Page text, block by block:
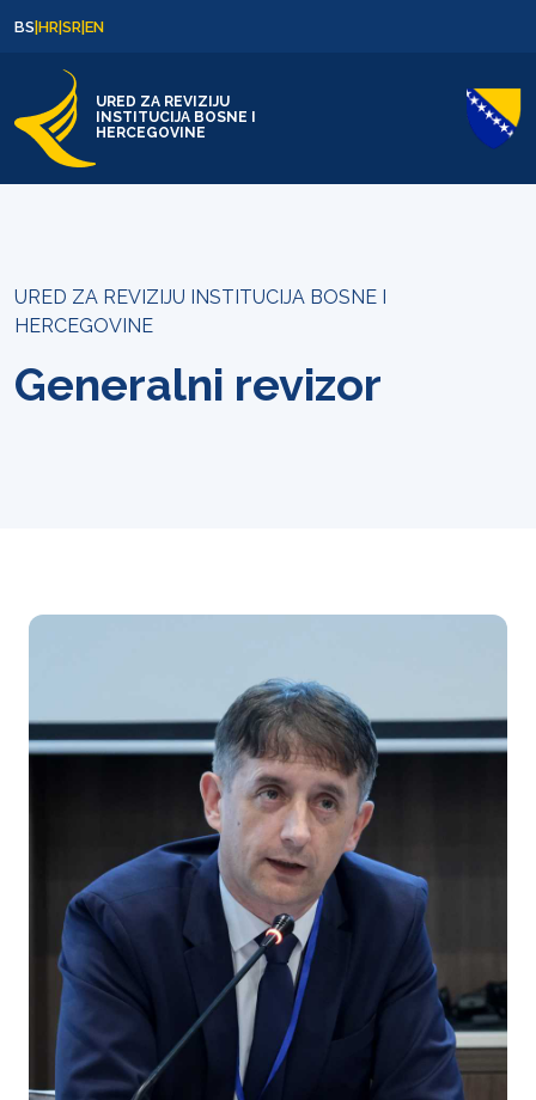
BS|HR|SR|EN
URED ZA REVIZIJU
INSTITUCIJA BOSNE I
HERCEGOVINE
URED ZA REVIZIJU INSTITUCIJA BOSNE I
HERCEGOVINE
Generalni revizor